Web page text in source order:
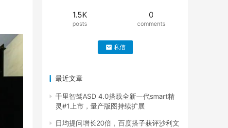
1.5K
posts
0
comments
私信
最近文章
千里智驾ASD 4.0搭载全新一代smart精
灵#1上市，量产版图持续扩展
日均提问增长20倍，百度搭子获评沙利文